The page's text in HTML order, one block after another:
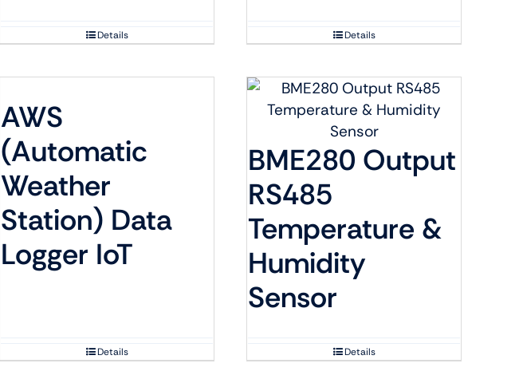
Details Details
AWS
(Automatic
Weather
Station) Data
Logger IoT
Details
BME280 Output
RS485
Temperature &
Humidity
Sensor
Details